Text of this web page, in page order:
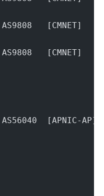
[CMNET]
[CMNET]
[APNIC-